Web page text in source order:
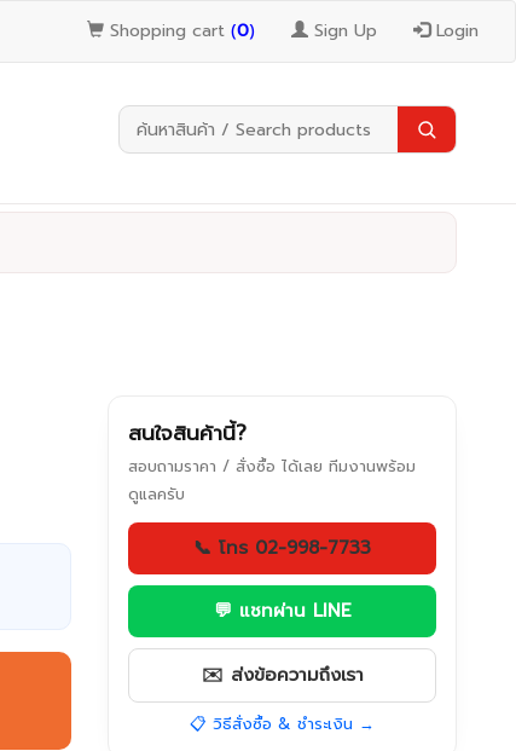
Shopping cart (0) Sign Up Login
สนใจสินค้านี้?
สอบถามราคา / สั่งซื้อ ได้เลย ทีมงานพร้อม
ดูแลครับ
📞 โทร 02-998-7733
💬 แชทผ่าน LINE
✉️ ส่งข้อความถึงเรา
📋 วิธีสั่งซื้อ & ชำระเงิน →